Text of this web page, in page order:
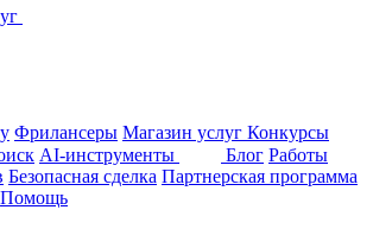
Фрилансеры Магазин услуг Конкурсы
AI-инструменты Блог Работы
Безопасная сделка Партнерская программа
Помощь